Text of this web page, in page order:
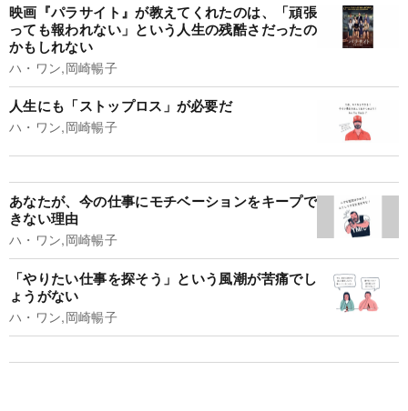
映画『パラサイト』が教えてくれたのは、「頑張
っても報われない」という人生の残酷さだったの
かもしれない
ハ・ワン,岡崎暢子
人生にも「ストップロス」が必要だ
ハ・ワン,岡崎暢子
あなたが、今の仕事にモチベーションをキープで
きない理由
ハ・ワン,岡崎暢子
「やりたい仕事を探そう」という風潮が苦痛でし
ょうがない
ハ・ワン,岡崎暢子